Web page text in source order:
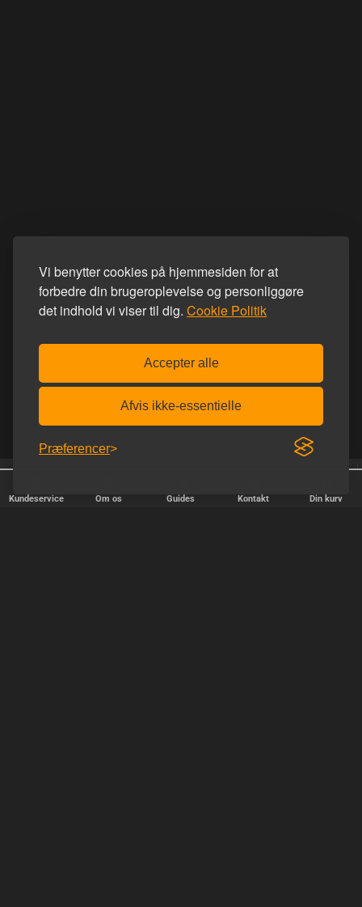
Vi benytter cookies på hjemmesiden for at
forbedre din brugeroplevelse og personliggøre
det indhold vi viser til dig. Cookie Politik
Accepter alle
Afvis ikke-essentielle
Præferencer
Kundeservice Om os Guides Kontakt Din kurv